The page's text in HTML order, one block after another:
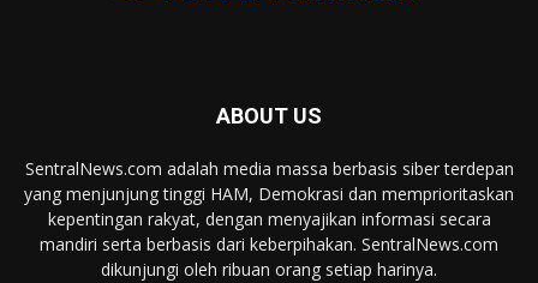
ABOUT US
SentralNews.com adalah media massa berbasis siber terdepan
yang menjunjung tinggi HAM, Demokrasi dan memprioritaskan
kepentingan rakyat, dengan menyajikan informasi secara
mandiri serta berbasis dari keberpihakan. SentralNews.com
dikunjungi oleh ribuan orang setiap harinya.